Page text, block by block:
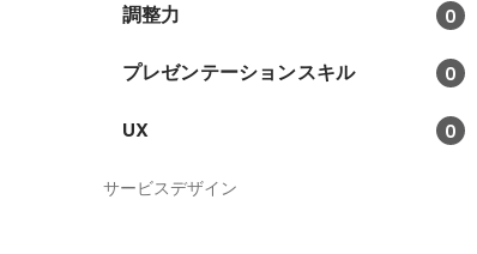
調整力 0
プレゼンテーションスキル 0
UX 0
サービスデザイン